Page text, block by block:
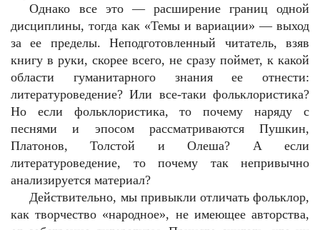
Однако все это — расширение границ одной
дисциплины, тогда как «Темы и вариации» — выход
за ее пределы. Неподготовленный читатель, взяв
книгу в руки, скорее всего, не сразу поймет, к какой
области гуманитарного знания ее отнести:
литературоведение? Или все-таки фольклористика?
Но если фольклористика, то почему наряду с
песнями и эпосом рассматриваются Пушкин,
Платонов, Толстой и Олеша? А если
литературоведение, то почему так непривычно
анализируется материал?
Действительно, мы привыкли отличать фольклор,
как творчество «народное», не имеющее авторства,